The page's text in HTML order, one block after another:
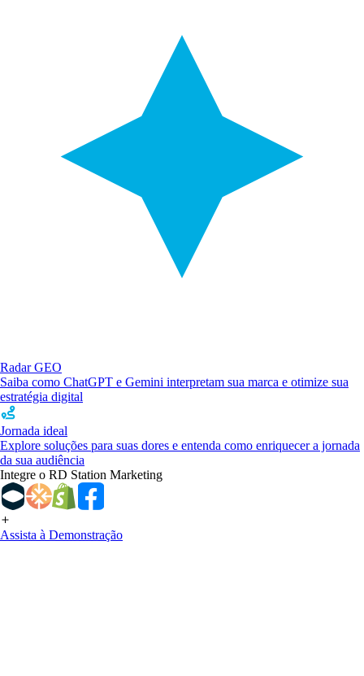
Radar GEO
Saiba como ChatGPT e Gemini interpretam sua marca e otimize sua
estratégia digital
Jornada ideal
Explore soluções para suas dores e entenda como enriquecer a jornada
da sua audiência
Integre o RD Station Marketing
Assista à Demonstração